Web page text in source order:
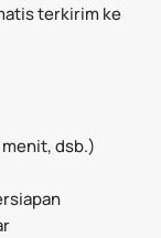
terkirim ke
dsb.)